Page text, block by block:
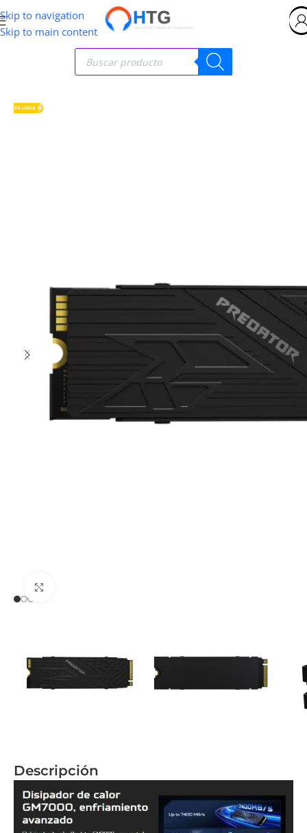
Skip to navigation
Skip to main content
Descripción